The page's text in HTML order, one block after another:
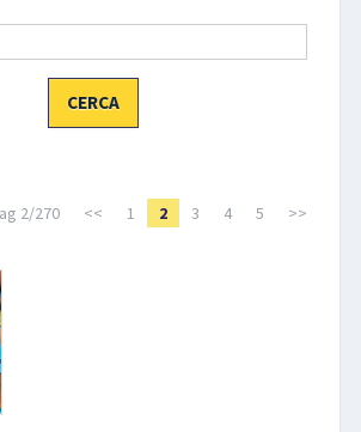
COMPETIZIONI
EVENTI
2/270 << 1 2 3 4 5 >>